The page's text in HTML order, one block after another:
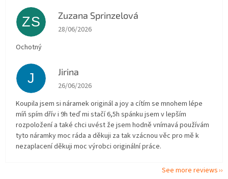
ZS Zuzana Sprinzelová
The store rating is 5 out of 5 stars.
28/06/2026
Ochotný
J Jirina
The store rating is 5 out of 5 stars.
26/06/2026
Koupila jsem si náramek originál a joy a cítím se mnohem lépe
míň spím dřív i 9h teď mi stačí 6,5h spánku jsem v lepším
rozpoložení a také chci uvést že jsem hodně vnímavá používám
tyto náramky moc ráda a děkuji za tak vzácnou věc pro mě k
nezaplacení děkuji moc výrobci originální práce.
See more reviews